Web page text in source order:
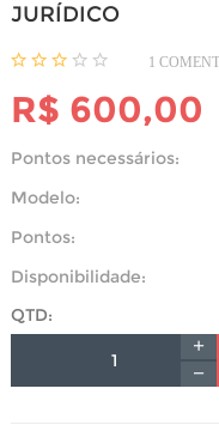
JURÍDICO
1
R$ 600,00
Pontos necessários:
Modelo:
Pontos:
Disponibilidade:
QTD: